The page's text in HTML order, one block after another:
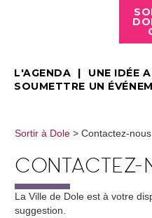
L'AGENDA
UNE IDÉE
SOUMETTRE UN
Sortir à Dole> Contactez-nous
CONTACTEZ-
La Ville de Dole est à votre
suggestion.